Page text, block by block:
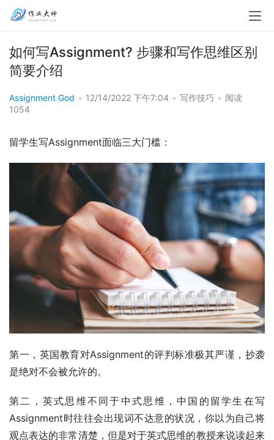
如何写Assignment? 步骤和写作思维区别
简要介绍
Assignment God • 12/14/2022 下午7:04 • 写作技巧 • 阅读
1054
留学生写Assignment面临三大门槛：
第一，英国教育对Assignment的评判标准极其严谨，抄袭
是绝对不会被允许的。
第二，英式思维不同于中式思维，中国的留学生在写
Assignment时往往会出现词不达意的状况，你以为自己将
观点表达的非常清楚，但是对于英式思维的教授来说读起来